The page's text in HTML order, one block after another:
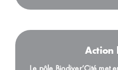
Action